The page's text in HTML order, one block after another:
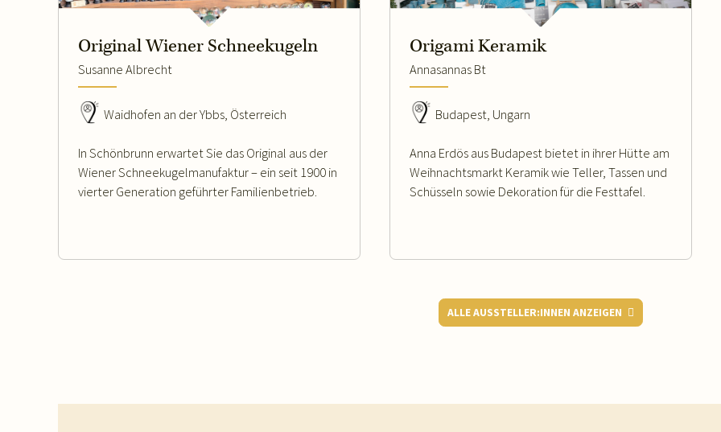
Original Wiener Schneekugeln
Susanne Albrecht
Waidhofen an der Ybbs, Österreich
In Schönbrunn erwartet Sie das Original aus der
Wiener Schneekugelmanufaktur – ein seit 1900 in
vierter Generation geführter Familienbetrieb.
Origami Keramik
Annasannas Bt
Budapest, Ungarn
Anna Erdös aus Budapest bietet in ihrer Hütte am
Weihnachtsmarkt Keramik wie Teller, Tassen und
Schüsseln sowie Dekoration für die Festtafel.
ALLE AUSSTELLER:INNEN ANZEIGEN